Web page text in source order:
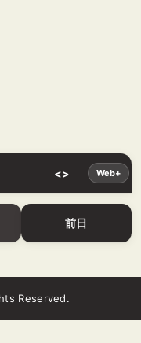
<> Web+
前日
Reserved.